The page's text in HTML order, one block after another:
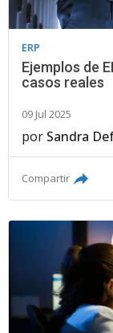
ERP
Ejemplos de
casos reales
09 Jul 2025
por Sandra
Compartir